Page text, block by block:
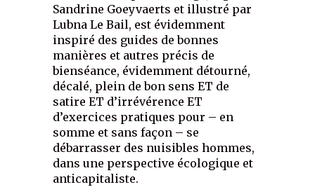
Sandrine Goeyvaerts et illustré par
Lubna Le Bail, est évidemment
inspiré des guides de bonnes
manières et autres précis de
bienséance, évidemment détourné,
décalé, plein de bon sens ET de
satire ET d’irrévérence ET
d’exercices pratiques pour – en
somme et sans façon – se
débarrasser des nuisibles hommes,
dans une perspective écologique et
anticapitaliste.